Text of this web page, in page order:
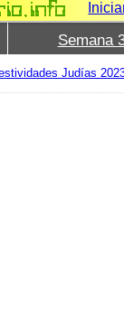
Semana
Judías